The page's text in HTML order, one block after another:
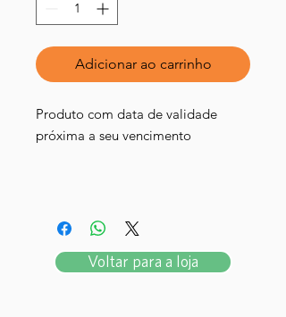
Adicionar ao carrinho
Produto com data de validade
próxima a seu vencimento
Voltar para a loja